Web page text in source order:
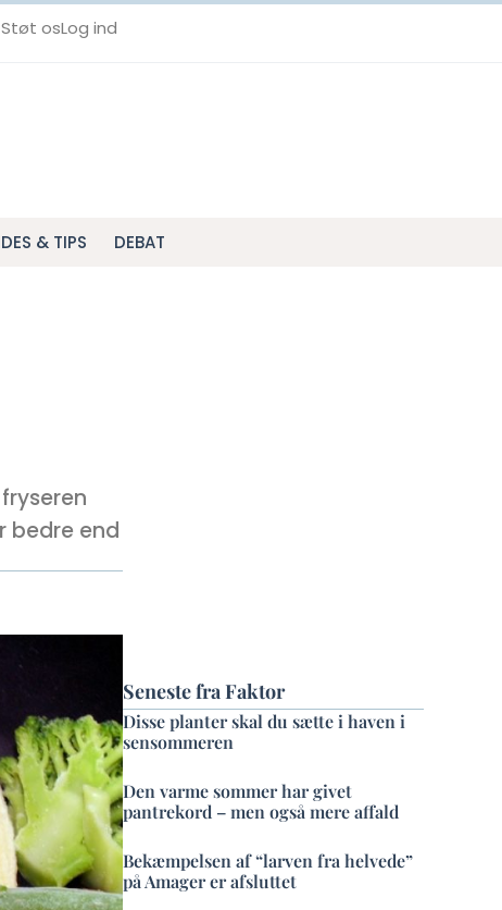
Støt osLog ind
& TIPS DEBAT
bedre end
Seneste fra Faktor
Disse planter skal du sætte i haven i
sensommeren
Den varme sommer har givet
pantrekord – men også mere affald
Bekæmpelsen af “larven fra helvede”
på Amager er afsluttet